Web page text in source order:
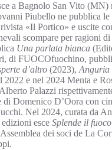
a Bagnolo San Vito
Piubello ne pubblica
«Il Portico» e uscite
scompare per ragioni
Una parlata bianca
di FUOCOfuochino,
d’altro(2023), Anguria
e nel 2024 Menta e
Palazzi
di Domenico D’Oora con
Nel 2024, curata da
esce Splende il
dei soci de La